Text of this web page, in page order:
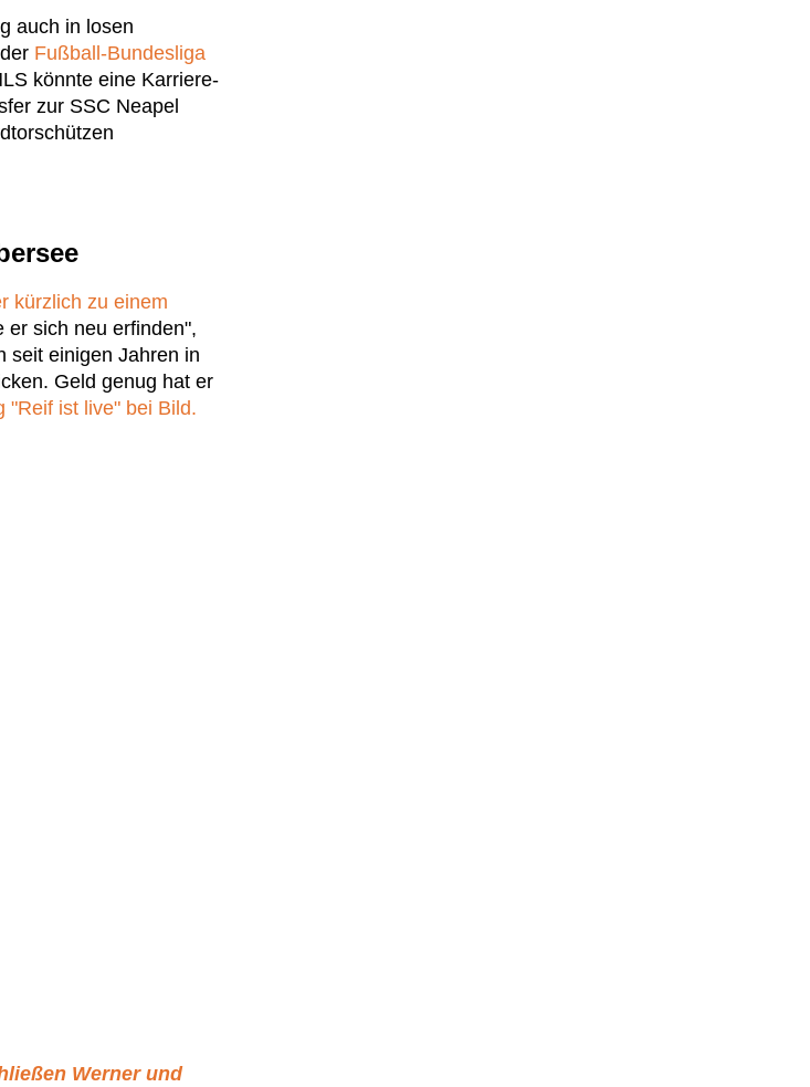
auch in losen
Fußball-Bundesliga
könnte eine Karriere-
zur SSC Neapel
kürzlich zu einem
er sich neu erfinden",
seit einigen Jahren in
Geld genug hat er
"Reif ist live" bei Bild.
Werner und